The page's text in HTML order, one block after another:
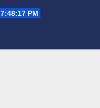
7:48:18 PM